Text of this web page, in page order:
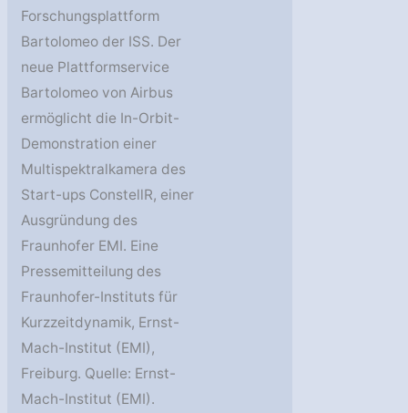
Forschungsplattform
Bartolomeo der ISS. Der
neue Plattformservice
Bartolomeo von Airbus
ermöglicht die In-Orbit-
Demonstration einer
Multispektralkamera des
Start-ups ConstellR, einer
Ausgründung des
Fraunhofer EMI. Eine
Pressemitteilung des
Fraunhofer-Instituts für
Kurzzeitdynamik, Ernst-
Mach-Institut (EMI),
Freiburg. Quelle: Ernst-
Mach-Institut (EMI).